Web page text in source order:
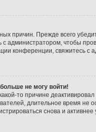
причин. Прежде всего
с администратором, чтобы
конференции, свяжитесь с
не могу войти!
то причине
длительное время
снова и активнее